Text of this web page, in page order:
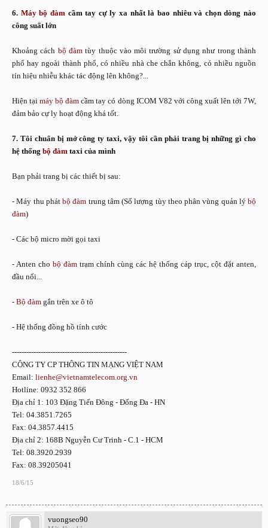
6. Máy bộ đàmcầm tay cự ly xa nhất là bao nhiêu và chọn dòng nào
công suất lớn
Khoảng cách bộ đàmtùy thuộc vào môi trường sử dụng như trong thành
phố hay ngoài thành phố, có nhiều nhà che chắn không, có nhiều nguồn
tín hiệu nhiễu khác tác động lên không?...
Hiện tạimáy bộ đàm cầm tay có dòng ICOM V82 với công xuất lên tới 7W,
đảm bảo cự ly hoạt động khá tốt.
7. Tôi chuẩn bị mở công ty taxi, vậy tôi cần phải trang bị những gì cho
hệ thống bộ đàm taxi của mình
Bạn phải trang bị các thiết bị sau:
- Máy thu phát bộ đàm trung tâm (Số lượng tùy theo phân vùng quản lý bộ
đàm)
- Các bộ micro mời gọi taxi
- Anten cho bộ đàm trạm chính cùng các hệ thống cáp trục, cột đặt anten,
đầu nối...
- Bộ đàm gắn trên xe ô tô
- Hệ thống đồng hồ tính cước
------------------------------------------------
CÔNG TY CP THÔNG TIN MẠNG VIỆT NAM
Email: lienhe@vietnamtelecom.org.vn
Hotline: 0932 352 866
Địa chỉ 1: 103 Đặng Tiến Đông - Đống Đa - HN
Tel: 04.3851.7265
Fax: 04.3857.4415
Địa chỉ 2: 168B Nguyễn Cư Trinh - C.1 - HCM
Tel: 08.3920.2939
Fax: 08.39205041
18/6/15
vuongseo90